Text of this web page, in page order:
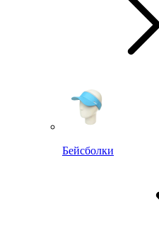
Бейсболки